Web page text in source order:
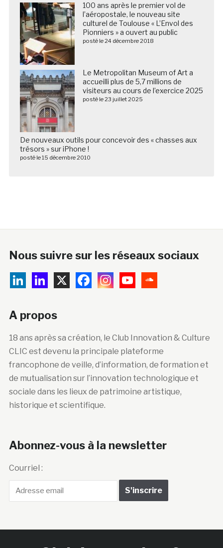
100 ans après le premier vol de
l’aéropostale, le nouveau site
culturel de Toulouse « L’Envol des
Pionniers » a ouvert au public
posté le 24 décembre 2018
Le Metropolitan Museum of Art a
accueilli plus de 5,7 millions de
visiteurs au cours de l’exercice 2025
posté le 23 juillet 2025
De nouveaux outils pour concevoir des « chasses aux
trésors » sur iPhone !
posté le 15 décembre 2010
Nous suivre sur les réseaux sociaux
A propos
18 ans après sa création, le Club Innovation & Culture
CLIC est devenu la principale plateforme
francophone de veille, d’information, de formation et
de mutualisation sur l’innovation technologique et
sociale dans les lieux de patrimoine artistique,
historique et scientifique.
Abonnez-vous à la newsletter
Courriel :